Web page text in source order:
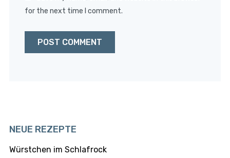
for the next time I comment.
NEUE REZEPTE
Würstchen im Schlafrock